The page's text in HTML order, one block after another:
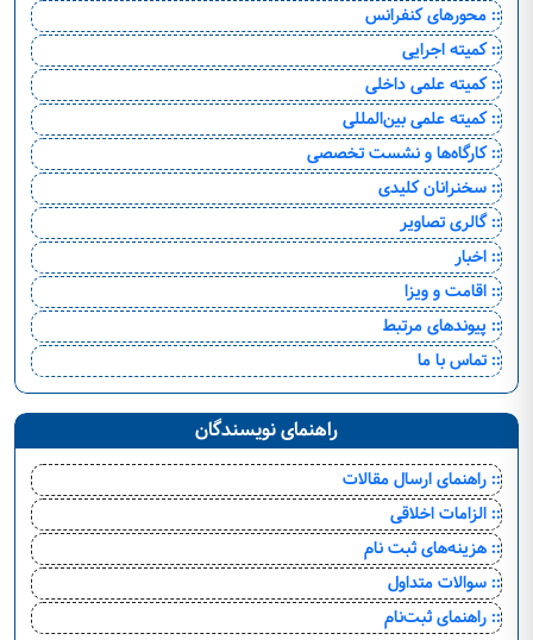
:: محورهای کنفرانس
:: کمیته اجرایی
:: کمیته علمی داخلی
:: کمیته علمی بین‌المللی
:: کارگاه‌ها و نشست تخصصی
:: سخنرانان کلیدی
:: گالری تصاویر
:: اخبار
:: اقامت و ویزا
:: پیوندهای مرتبط
:: تماس با ما
راهنمای نویسندگان
:: راهنمای ارسال مقالات
:: الزامات اخلاقی
:: هزینه‌های ثبت نام
:: سوالات متداول
:: راهنمای ثبت‌نام